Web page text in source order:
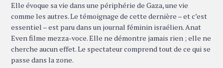
Elle évoque sa vie dans une périphérie de Gaza, une vie
comme les autres. Le témoignage de cette dernière – et c’est
essentiel – est paru dans un journal féminin israélien. Anat
Even filme mezza-voce. Elle ne démontre jamais rien ; elle ne
cherche aucun effet. Le spectateur comprend tout de ce qui se
passe dans la zone.